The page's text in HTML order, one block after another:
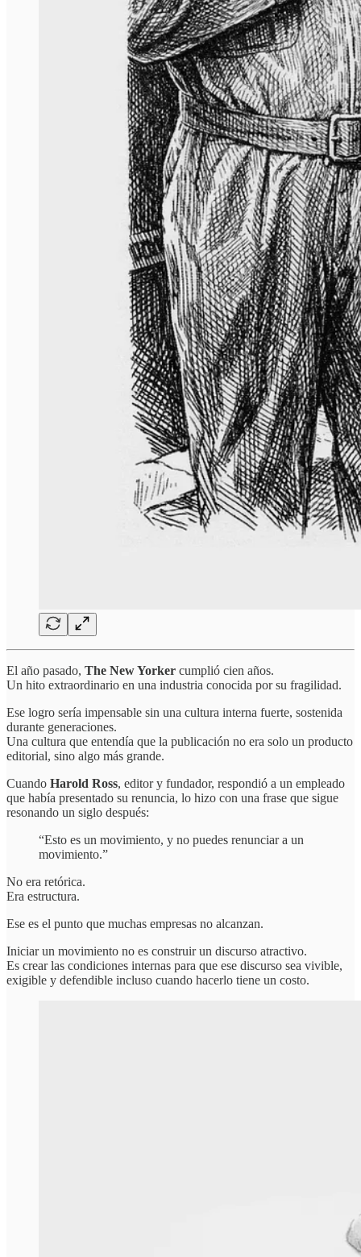
El año pasado, The New Yorker cumplió cien años.
Un hito extraordinario en una industria conocida por su fragilidad.
Ese logro sería impensable sin una cultura interna fuerte, sostenida
durante generaciones.
Una cultura que entendía que la publicación no era solo un producto
editorial, sino algo más grande.
Cuando Harold Ross, editor y fundador, respondió a un empleado
que había presentado su renuncia, lo hizo con una frase que sigue
resonando un siglo después:
“Esto es un movimiento, y no puedes renunciar a un
movimiento.”
No era retórica.
Era estructura.
Ese es el punto que muchas empresas no alcanzan.
Iniciar un movimiento no es construir un discurso atractivo.
Es crear las condiciones internas para que ese discurso sea vivible,
exigible y defendible incluso cuando hacerlo tiene un costo.